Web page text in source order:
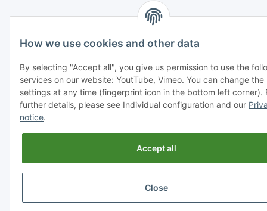
How we use cookies and other data
By selecting "Accept all", you give us permission to use the
services on our website: YoutTube, Vimeo. You can change the
settings at any time (fingerprint icon in the bottom left corner).
further details, please see Individual configuration and our
notice.
Accept all
Close